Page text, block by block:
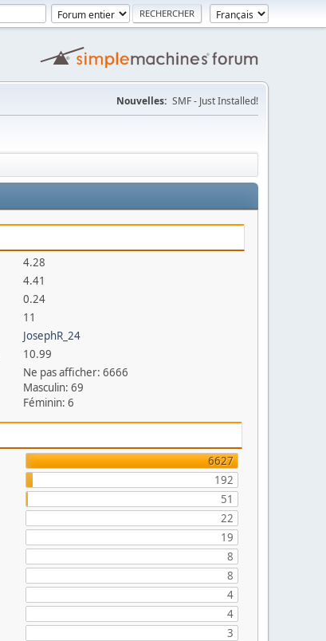
Nouvelles: SMF - Just Installed!
4.28
4.41
0.24
11
JosephR_24
10.99
Ne pas afficher: 6666
Masculin: 69
Féminin: 6
6627
192
51
22
19
8
8
4
4
3